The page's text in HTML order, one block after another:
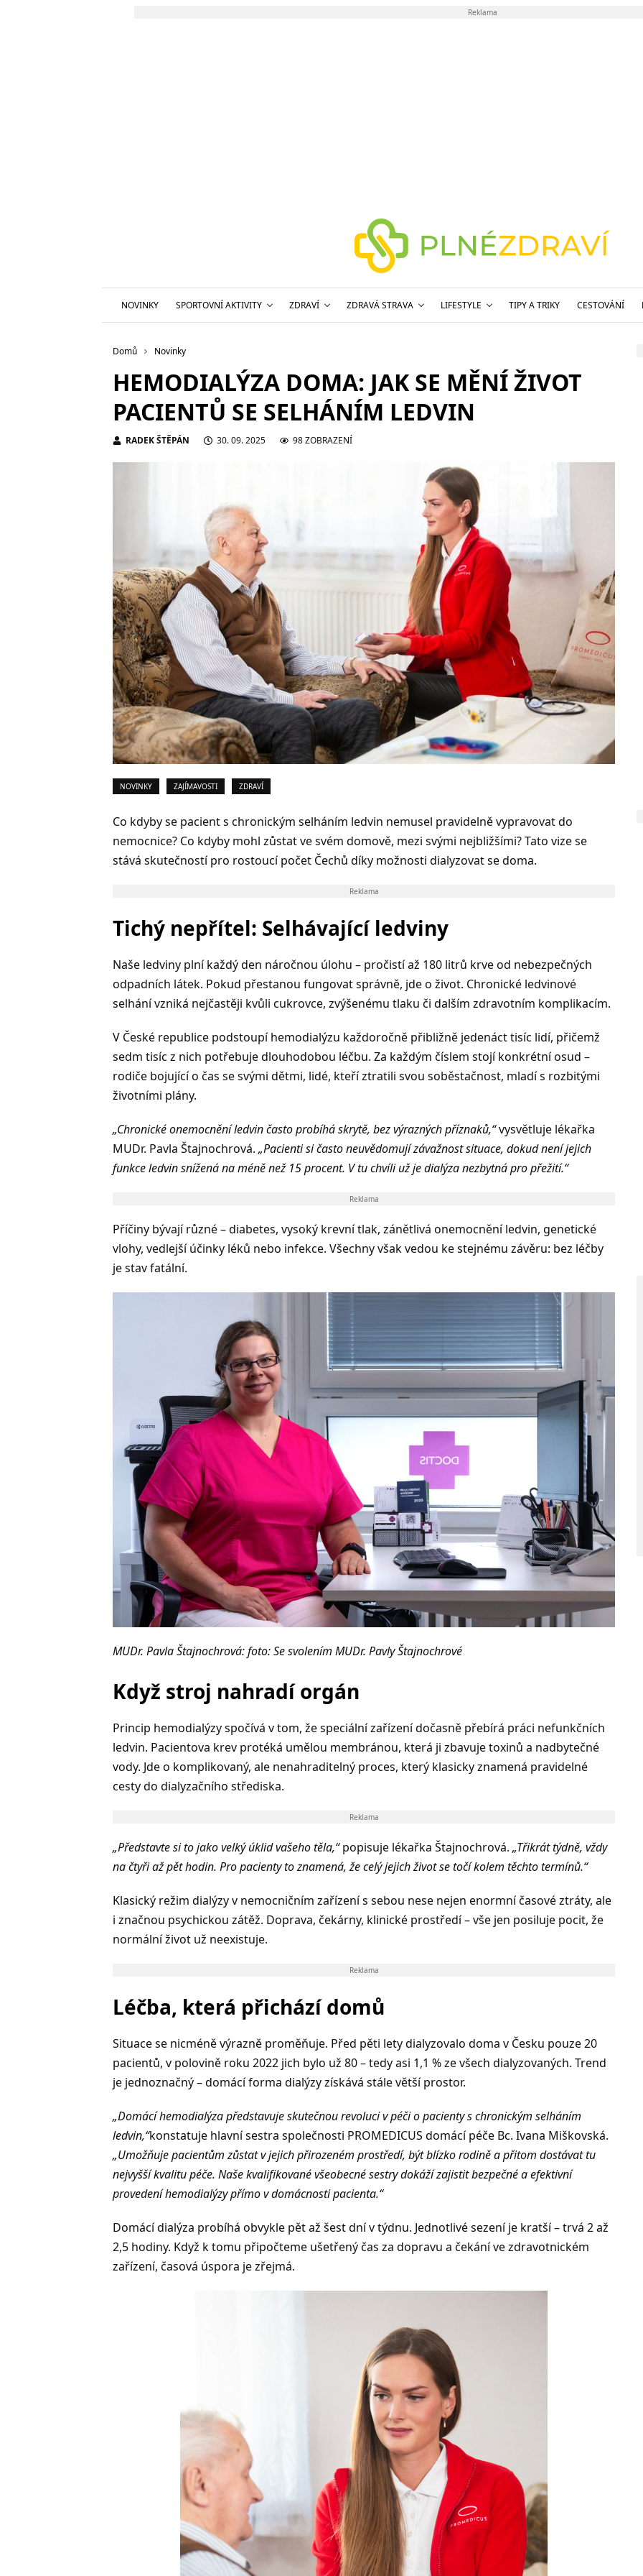
Reklama
NOVINKY SPORTOVNÍ AKTIVITY ZDRAVÍ ZDRAVÁ STRAVA LIFESTYLE TIPY A TRIKY CESTOVÁNÍ
Domů Novinky
HEMODIALÝZA DOMA: JAK SE MĚNÍ ŽIVOT
PACIENTŮ SE SELHÁNÍM LEDVIN
RADEK ŠTĚPÁN 30. 09. 2025 98 ZOBRAZENÍ
NOVINKY ZAJÍMAVOSTI ZDRAVÍ
Co kdyby se pacient s chronickým selháním ledvin nemusel pravidelně vypravovat do
nemocnice? Co kdyby mohl zůstat ve svém domově, mezi svými nejbližšími? Tato vize se
stává skutečností pro rostoucí počet Čechů díky možnosti dialyzovat se doma.
Reklama
Tichý nepřítel: Selhávající ledviny
Naše ledviny plní každý den náročnou úlohu – pročistí až 180 litrů krve od nebezpečných
odpadních látek. Pokud přestanou fungovat správně, jde o život. Chronické ledvinové
selhání vzniká nejčastěji kvůli cukrovce, zvýšenému tlaku či dalším zdravotním komplikacím.
V České republice podstoupí hemodialýzu každoročně přibližně jedenáct tisíc lidí, přičemž
sedm tisíc z nich potřebuje dlouhodobou léčbu. Za každým číslem stojí konkrétní osud –
rodiče bojující o čas se svými dětmi, lidé, kteří ztratili svou soběstačnost, mladí s rozbitými
životními plány.
„Chronické onemocnění ledvin často probíhá skrytě, bez výrazných příznaků,“vysvětluje lékařka
MUDr. Pavla Štajnochrová. „Pacienti si často neuvědomují závažnost situace, dokud není jejich
funkce ledvin snížená na méně než 15 procent. V tu chvíli už je dialýza nezbytná pro přežití.“
Reklama
Příčiny bývají různé – diabetes, vysoký krevní tlak, zánětlivá onemocnění ledvin, genetické
vlohy, vedlejší účinky léků nebo infekce. Všechny však vedou ke stejnému závěru: bez léčby
je stav fatální.
MUDr. Pavla Štajnochrová: foto: Se svolením MUDr. Pavly Štajnochrové
Když stroj nahradí orgán
Princip hemodialýzy spočívá v tom, že speciální zařízení dočasně přebírá práci nefunkčních
ledvin. Pacientova krev protéká umělou membránou, která ji zbavuje toxinů a nadbytečné
vody. Jde o komplikovaný, ale nenahraditelný proces, který klasicky znamená pravidelné
cesty do dialyzačního střediska.
Reklama
„Představte si to jako velký úklid vašeho těla,“popisuje lékařka Štajnochrová.„Třikrát týdně, vždy
na čtyři až pět hodin. Pro pacienty to znamená, že celý jejich život se točí kolem těchto termínů.“
Klasický režim dialýzy v nemocničním zařízení s sebou nese nejen enormní časové ztráty, ale
i značnou psychickou zátěž. Doprava, čekárny, klinické prostředí – vše jen posiluje pocit, že
normální život už neexistuje.
Reklama
Léčba, která přichází domů
Situace se nicméně výrazně proměňuje. Před pěti lety dialyzovalo doma v Česku pouze 20
pacientů, v polovině roku 2022 jich bylo už 80 – tedy asi 1,1 % ze všech dialyzovaných. Trend
je jednoznačný – domácí forma dialýzy získává stále větší prostor.
„Domácí hemodialýza představuje skutečnou revoluci v péči o pacienty s chronickým selháním
ledvin,“konstatuje hlavní sestra společnosti PROMEDICUS domácí péče Bc. Ivana Miškovská.
„Umožňuje pacientům zůstat v jejich přirozeném prostředí, být blízko rodině a přitom dostávat tu
nejvyšší kvalitu péče. Naše kvalifikované všeobecné sestry dokáží zajistit bezpečné a efektivní
provedení hemodialýzy přímo v domácnosti pacienta.“
Domácí dialýza probíhá obvykle pět až šest dní v týdnu. Jednotlivé sezení je kratší – trvá 2 až
2,5 hodiny. Když k tomu připočteme ušetřený čas za dopravu a čekání ve zdravotnickém
zařízení, časová úspora je zřejmá.